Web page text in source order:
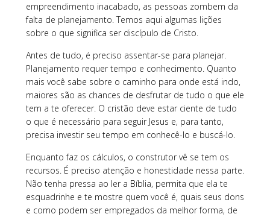
empreendimento inacabado, as pessoas zombem da
falta de planejamento. Temos aqui algumas lições
sobre o que significa ser discípulo de Cristo.
Antes de tudo, é preciso assentar-se para planejar.
Planejamento requer tempo e conhecimento. Quanto
mais você sabe sobre o caminho para onde está indo,
maiores são as chances de desfrutar de tudo o que ele
tem a te oferecer. O cristão deve estar ciente de tudo
o que é necessário para seguir Jesus e, para tanto,
precisa investir seu tempo em conhecê-lo e buscá-lo.
Enquanto faz os cálculos, o construtor vê se tem os
recursos. É preciso atenção e honestidade nessa parte.
Não tenha pressa ao ler a Bíblia, permita que ela te
esquadrinhe e te mostre quem você é, quais seus dons
e como podem ser empregados da melhor forma, de